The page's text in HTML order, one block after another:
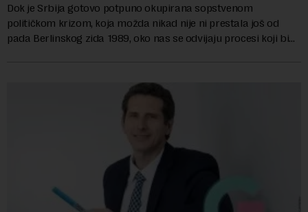
Dok je Srbija gotovo potpuno okupirana sopstvenom
političkom krizom, koja možda nikad nije ni prestala još od
pada Berlinskog zida 1989, oko nas se odvijaju procesi koji bi